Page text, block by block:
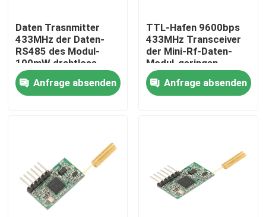
Videos
Daten Trasnmitter
433MHz der Daten-
RS485 des Modul-
100mW drahtlose
Datenübertragung
Anfrage absenden
TTL-Hafen 9600bps
433MHz Transceiver
der Mini-Rf-Daten-
Modul-geringen
Energie drahtloser
Anfrage absenden